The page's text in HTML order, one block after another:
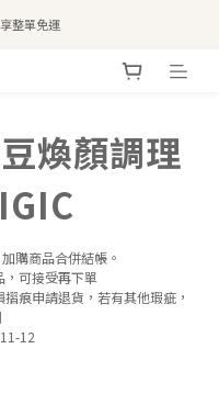
滿$1,300超取免運
整單免運
煥顏調理
購商品合併結帳。
可接受再下單
痕申請退貨，若有其他瑕疵，
12